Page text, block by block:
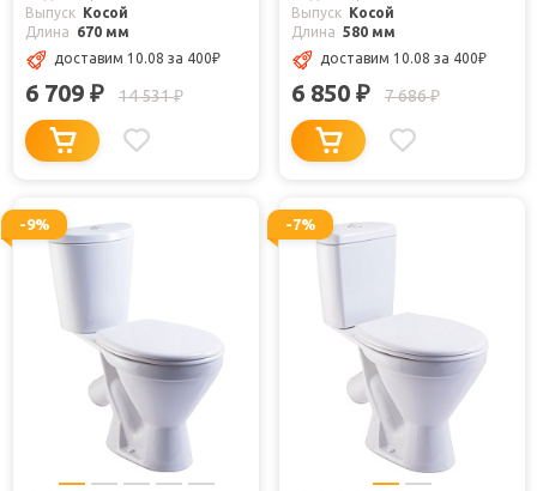
Выпуск Косой
Длина
670 мм
доставим 10.08 за 400₽
6 709 ₽ 14 531₽
Выпуск Косой
Длина 580 мм
доставим 10.08 за 400₽
6 850 ₽ 7 686₽
-9% -7%